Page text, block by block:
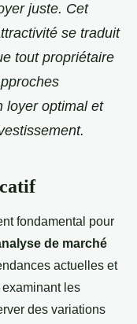
juste. Cet
se traduit
tout propriétaire
loyer optimal et
fondamental pour
de marché
actuelles et
les
des variations